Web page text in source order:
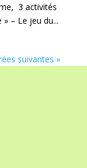
3 activités
– Le jeu du...
suivantes »